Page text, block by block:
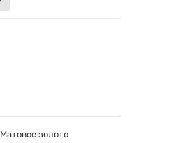
Матовое золото